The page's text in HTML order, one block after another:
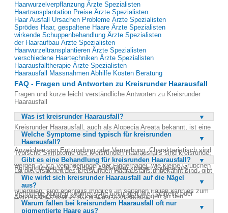
Haarwurzelverpflanzung Ärzte Spezialisten
Haartransplantation Preise Ärzte Spezialisten
Haar Ausfall Ursachen Probleme Ärzte Spezialisten
Sprödes Haar, gespaltene Haare Ärzte Spezialisten
wirkende Schuppenbehandlung Ärzte Spezialisten
der Haaraufbau Ärzte Spezialisten
Haarwurzeltransplantieren Ärzte Spezialisten
verschiedene Haartechniken Ärzte Spezialisten
Haarausfalltherapie Ärzte Spezialisten
Haarausfall Massnahmen Abhilfe Kosten Beratung
FAQ - Fragen und Antworten zu Kreisrunder Haarausfall
Fragen und kurze leicht verständliche Antworten zu Kreisrunder
Haarausfall
Was ist kreisrunder Haarausfall?
Kreisrunder Haarausfall, auch als Alopecia Areata bekannt, ist eine
Erkrankung, bei der sich am Kopf eine oder mehrere kreisrunde,
haarlose Stellen bilden. Diese Stellen entstehen meist ohne
Anzeichen von Entzündung oder Vernarbung. Charakteristisch sind
sogenannte 'Ausrufezeichenhaare', die zur Kopfhaut hin dünner
werden. Auch Veränderungen der Fingernägel, wie kleine Grübchen
oder Querrillen, können auftreten. Die Ursachen sind unbekannt,
was eine gezielte Behandlung erschwert.
Welche Symptome sind typisch für kreisrunden
Haarausfall?
Typische Symptome des kreisrunden Haarausfalls sind kreisrunde,
haarlose Stellen auf der Kopfhaut. Diese Stellen sind meist frei von
Entzündungen oder Narben. Außerdem können sogenannte
'Ausrufezeichenhaare' auftreten, die zur Kopfhaut hin dünner
werden. Veränderungen an den Fingernägeln, wie Grübchen oder
Querrillen, sind ebenfalls möglich. In seltenen Fällen kann es zum
vollständigen Verlust der Nagelplatte kommen.
Gibt es eine Behandlung für kreisrunden Haarausfall?
Da die Ursachen des kreisrunden Haarausfalls unbekannt sind, gibt
es derzeit keine ursachenbezogene Behandlung. Die Erkrankung
hat jedoch keine Auswirkungen auf die körperliche Gesundheit.
Betroffene können kosmetische Lösungen wie Haarteile oder
Toupets in Betracht ziehen. Diese können helfen, die
psychologischen Auswirkungen des Haarausfalls zu mildern. Eine
Wie wirkt sich kreisrunder Haarausfall auf die Nägel
aus?
Kreisrunder Haarausfall kann auch Veränderungen an den
Fingernägeln verursachen. Typische Anzeichen sind kleine
Grübchen oder Querrillen auf den Nägeln. In sehr seltenen Fällen
Warum fallen bei kreisrundem Haarausfall oft nur
pigmentierte Haare aus?